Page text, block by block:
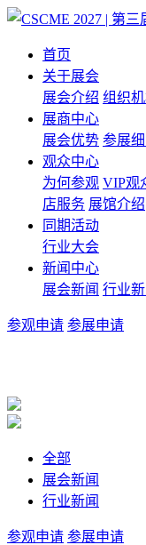
首页
关于展会
展会介绍 组织
展商中心
展会优势 参展细
观众中心
为何参观 VIP观
店服务 展馆介绍
同期活动
行业大会
新闻中心
展会新闻 行业新
参观申请 参展申请
全部
展会新闻
行业新闻
参观申请 参展申请